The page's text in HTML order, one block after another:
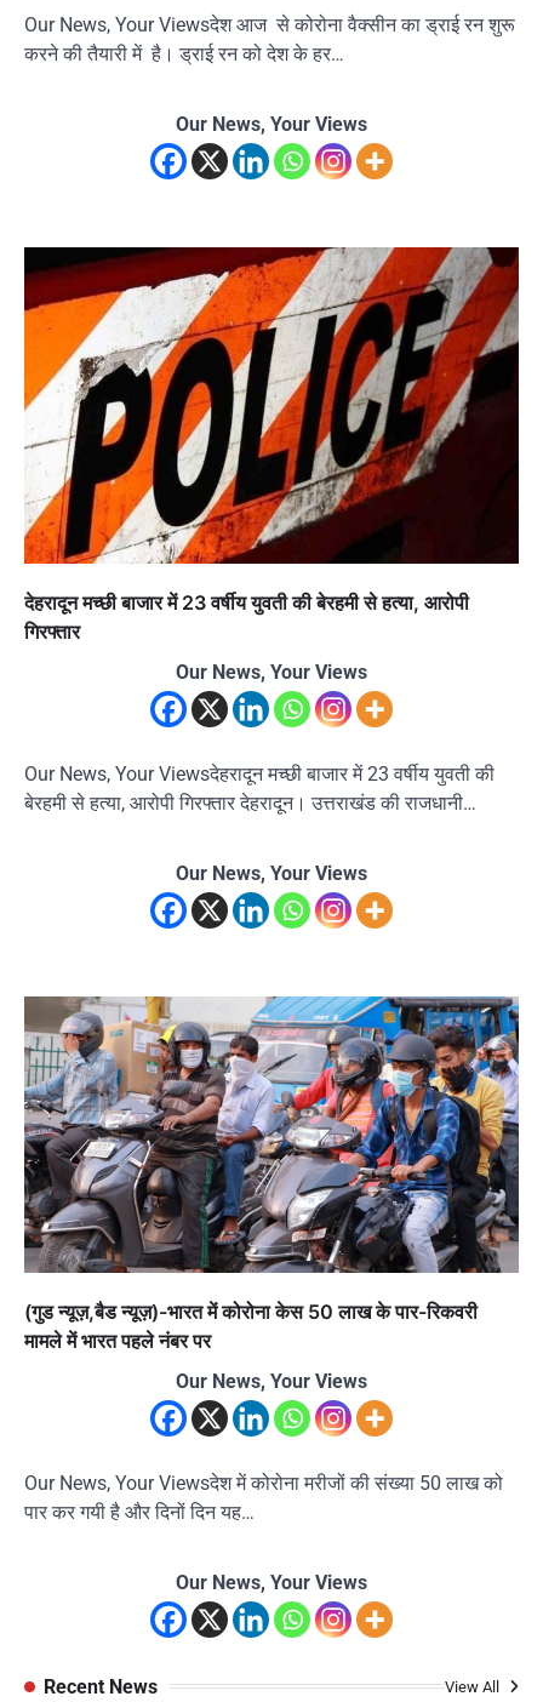
Our News, Your Viewsदेश आज से कोरोना वैक्सीन का ड्राई रन शुरू
करने की तैयारी में है। ड्राई रन को देश के हर…
Our News, Your Views
देहरादून मच्छी बाजार में 23 वर्षीय युवती की बेरहमी से हत्या, आरोपी
गिरफ्तार
Our News, Your Views
Our News, Your Viewsदेहरादून मच्छी बाजार में 23 वर्षीय युवती की
बेरहमी से हत्या, आरोपी गिरफ्तार देहरादून। उत्तराखंड की राजधानी…
Our News, Your Views
(गुड न्यूज़,बैड न्यूज़)-भारत में कोरोना केस 50 लाख के पार-रिकवरी
मामले में भारत पहले नंबर पर
Our News, Your Views
Our News, Your Viewsदेश में कोरोना मरीजों की संख्या 50 लाख को
पार कर गयी है और दिनों दिन यह…
Our News, Your Views
Recent News View All